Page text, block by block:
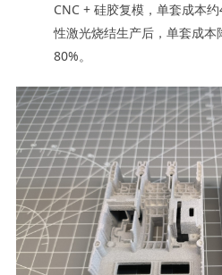
CNC + 硅胶复模，单套成本
性激光烧结生产后，单套成
80%。